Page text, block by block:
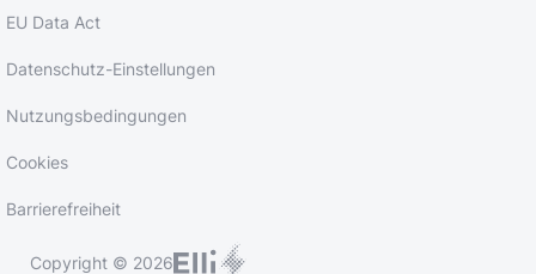
EU Data Act
Datenschutz-Einstellungen
Nutzungsbedingungen
Cookies
Barrierefreiheit
Copyright © 2026